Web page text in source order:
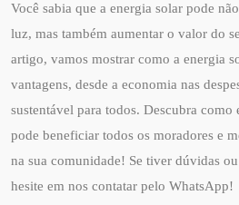
Você sabia que a energia solar pode
luz, mas também aumentar o valor do
artigo, vamos mostrar como a energia
vantagens, desde a economia nas
sustentável para todos. Descubra como
pode beneficiar todos os moradores e
na sua comunidade! Se tiver dúvidas
hesite em nos contatar pelo WhatsApp!